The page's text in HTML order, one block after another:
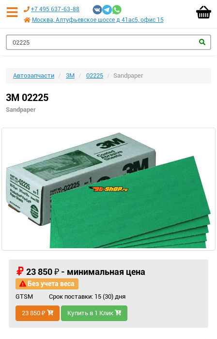
+7 495 637-63-88
Москва, Алтуфьевское шоссе д 41ас5, офис 15
Автозапчасти 3M 02225 Sandpaper
3M 02225
Sandpaper
23 850 ₽ - минимальная цена
Без учета веса
GTSM Срок поставки: 15 (30) дня
23 850 ₽ Купить в 1 Клик